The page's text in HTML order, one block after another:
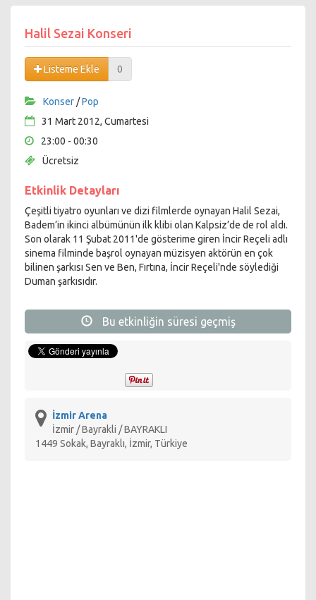
Halil Sezai Konseri
Listeme Ekle 0
Konser /Pop
31 Mart 2012, Cumartesi
23:00 - 00:30
Ücretsiz
Etkinlik Detayları
Çeşitli tiyatro oyunları ve dizi filmlerde oynayan Halil Sezai,
Badem’in ikinci albümünün ilk klibi olan Kalpsiz’de de rol aldı.
Son olarak 11 Şubat 2011'de gösterime giren İncir Reçeli adlı
sinema filminde başrol oynayan müzisyen aktörün en çok
bilinen şarkısı Sen ve Ben, Fırtına, İncir Reçeli'nde söylediği
Duman şarkısıdır.
Bu etkinliğin süresi geçmiş
İzmir Arena
İzmir / Bayrakli / BAYRAKLI
1449 Sokak, Bayraklı, İzmir, Türkiye